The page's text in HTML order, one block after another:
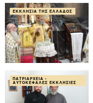
ΕΚΚΛΗΣΊΑ ΤΗΣ ΕΛΛΆΔΟΣ
ΠΑΤΡΙΑΡΧΕΊΑ -
ΑΥΤΟΚΈΦΑΛΕΣ ΕΚΚΛΗΣΊΕΣ